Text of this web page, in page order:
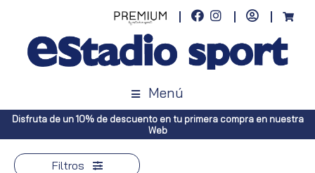
Menú
Envíos gratuitos a toda España (Canarias, pedidos
Península, pedidos superiores a 100€)
Filtros